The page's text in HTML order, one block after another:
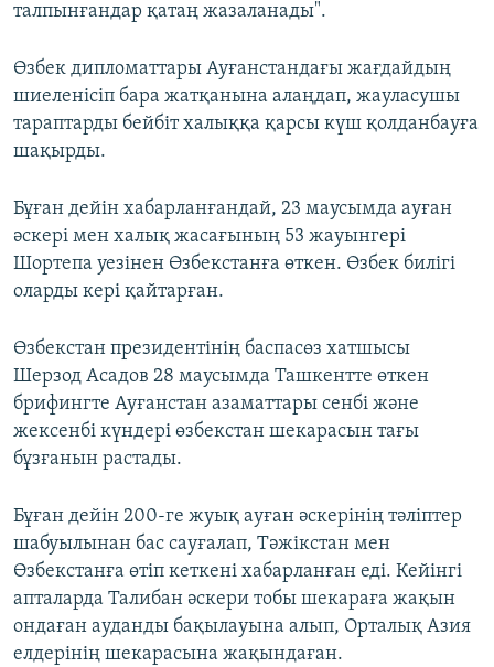
талпынғандар қатаң жазаланады".
Өзбек дипломаттары Ауғанстандағы жағдайдың
шиеленісіп бара жатқанына алаңдап, жауласушы
тараптарды бейбіт халыққа қарсы күш қолданбауға
шақырды.
Бұған дейін хабарланғандай, 23 маусымда ауған
әскері мен халық жасағының 53 жауынгері
Шортепа уезінен Өзбекстанға өткен. Өзбек билігі
оларды кері қайтарған.
Өзбекстан президентінің баспасөз хатшысы
Шерзод Асадов 28 маусымда Ташкентте өткен
брифингте Ауғанстан азаматтары сенбі және
жексенбі күндері өзбекстан шекарасын тағы
бұзғанын растады.
Бұған дейін 200-ге жуық ауған әскерінің тәліптер
шабуылынан бас сауғалап, Тәжікстан мен
Өзбекстанға өтіп кеткені хабарланған еді. Кейінгі
апталарда Талибан әскери тобы шекараға жақын
ондаған ауданды бақылауына алып, Орталық Азия
елдерінің шекарасына жақындаған.